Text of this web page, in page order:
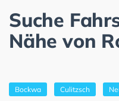
Suche
Nähe von
Bockwa Culitzsch